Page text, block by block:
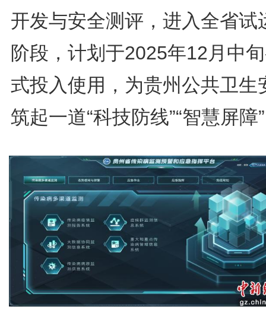
开发与安全测评，进入全省试
阶段，计划于2025年12月中
式投入使用，为贵州公共卫生
筑起一道“科技防线”“智慧屏障